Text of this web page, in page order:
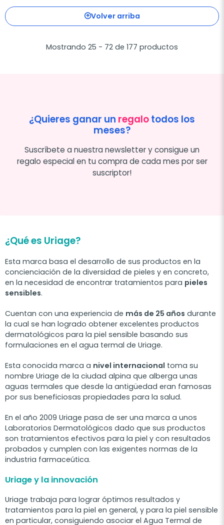
Volver arriba
Mostrando 25 - 72 de 177 productos
¿Quieres ganar un regalotodos los
meses?
Suscríbete a nuestra newsletter y consigue un
regalo especial en tu compra de cada mes por ser
suscriptor!
¿Qué es Uriage?
Esta marca basa el desarrollo de sus productos en la
concienciación de la diversidad de pieles y en concreto,
en la necesidad de encontrar tratamientos para pieles
sensibles.
Cuentan con una experiencia de más de 25 años durante
la cual se han logrado obtener excelentes productos
dermatológicos para la piel sensible basando sus
formulaciones en el agua termal de Uriage.
Esta conocida marca a nivel internacional toma su
nombre Uriage de la ciudad alpina que alberga unas
aguas termales que desde la antigüedad eran famosas
por sus beneficiosas propiedades para la salud.
En el año 2009 Uriage pasa de ser una marca a unos
Laboratorios Dermatológicos dado que sus productos
son tratamientos efectivos para la piel y con resultados
probados y cumplen con las exigentes normas de la
industria farmaceútica.
Uriage y la innovación
Uriage trabaja para lograr óptimos resultados y
tratamientos para la piel en general, y para la piel sensible
en particular, consiguiendo asociar el Agua Termal de